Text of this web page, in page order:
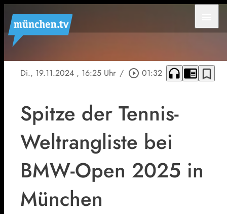
Di., 19.11.2024 , 16:25 Uhr / play_circle_outline 01:32 headphones chrome_reader_mode bookmark_border
Spitze der Tennis-
Weltrangliste bei
BMW-Open 2025 in
München